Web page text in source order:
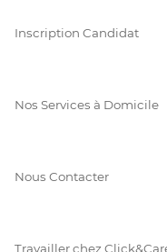
Inscription Candidat
Nos Services à Domicile
Nous Contacter
Travailler chez